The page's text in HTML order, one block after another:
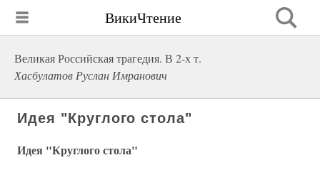
ВикиЧтение
Великая Российская трагедия. В 2-х т.
Хасбулатов Руслан Имранович
Идея "Круглого стола"
Идея "Круглого стола"